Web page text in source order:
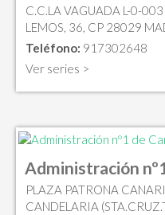
C.C.LA VAGUADA L-0-
LEMOS, 36, CP 28029
Teléfono: 917302648
Ver series >
Administración
PLAZA PATRONA
CANDELARIA